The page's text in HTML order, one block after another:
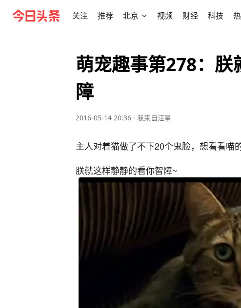
关注 推荐 北京 视频 财经 科技
萌宠趣事第278：朕
障
2016-05-14 20:36 · 我来自汪星
主人对着猫做了不下20个鬼脸，想看看喵
朕就这样静静的看你智障~